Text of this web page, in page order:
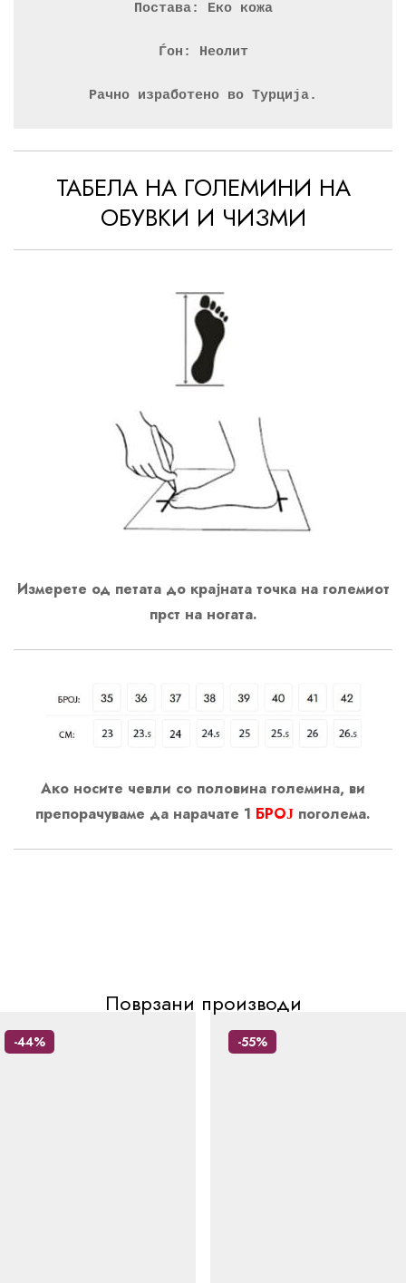
Постава: Еко кожа
Ѓон: Неолит
Рачно изработено во Турција.
ТАБЕЛА НА ГОЛЕМИНИ НА
ОБУВКИ И ЧИЗМИ
Измерете од петата до крајната точка на големиот
прст на ногата.
Ако носите чевли со половина големина, ви
препорачуваме да нарачате 1 БРОЈ поголема.
Поврзани производи
-44% -55%